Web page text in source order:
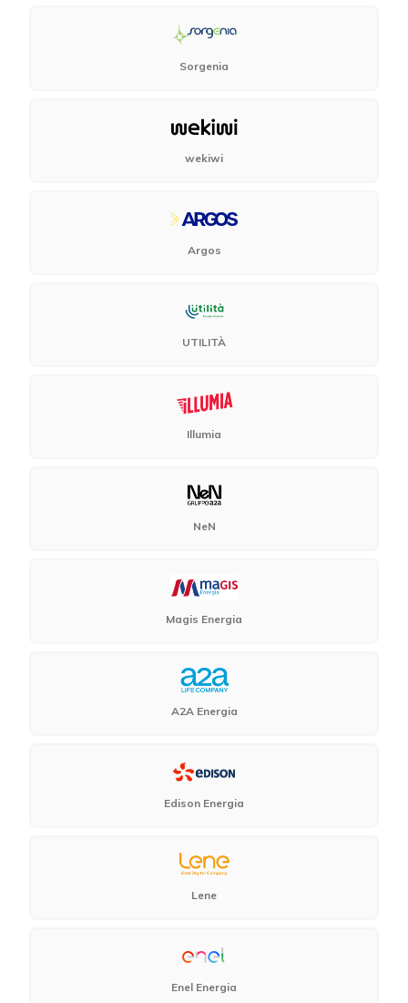
Sorgenia
wekiwi
Argos
UTILITÀ
Illumia
NeN
Magis Energia
A2A Energia
Edison Energia
Lene
Enel Energia